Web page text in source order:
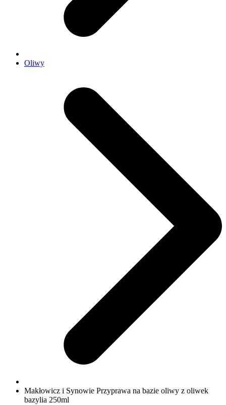
Oliwy
Makłowicz i Synowie Przyprawa na bazie oliwy z oliwek
bazylia 250ml